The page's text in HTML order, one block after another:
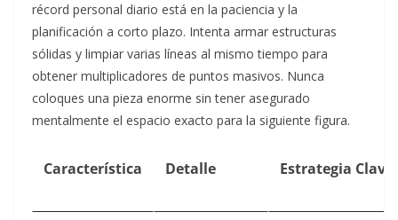
récord personal diario está en la paciencia y la
planificación a corto plazo. Intenta armar estructuras
sólidas y limpiar varias líneas al mismo tiempo para
obtener multiplicadores de puntos masivos. Nunca
coloques una pieza enorme sin tener asegurado
mentalmente el espacio exacto para la siguiente figura.
Característica Detalle Estrategia Clave